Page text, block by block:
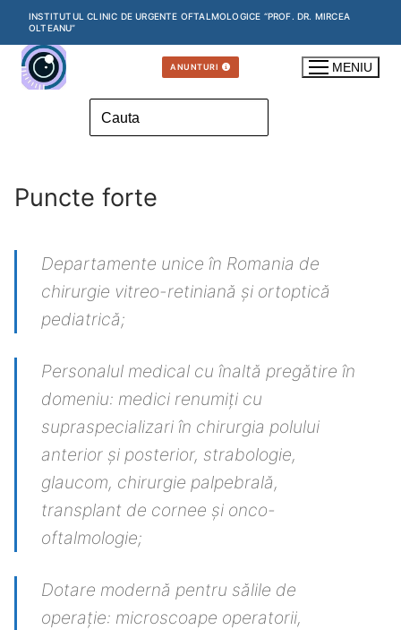
content
INSTITUTUL CLINIC DE URGENTE OFTALMOLOGICE “PROF. DR. MIRCEA
OLTEANU”
ANUNTURI MENIU
Search
for:
Puncte forte
Departamente unice în Romania de
chirurgie vitreo-retiniană și ortoptică
pediatrică;
Personalul medical cu înaltă pregătire în
domeniu: medici renumiți cu
supraspecializari în chirurgia polului
anterior și posterior, strabologie,
glaucom, chirurgie palpebrală,
transplant de cornee și onco-
oftalmologie;
Dotare modernă pentru sălile de
operație: microscoape operatorii,